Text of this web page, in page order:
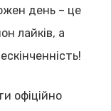
день – це
лайків, а
офіційно